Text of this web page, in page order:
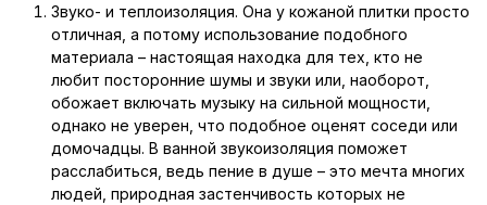
Звуко- и теплоизоляция. Она у кожаной плитки просто
отличная, а потому использование подобного
материала – настоящая находка для тех, кто не
любит посторонние шумы и звуки или, наоборот,
обожает включать музыку на сильной мощности,
однако не уверен, что подобное оценят соседи или
домочадцы. В ванной звукоизоляция поможет
расслабиться, ведь пение в душе – это мечта многих
людей, природная застенчивость которых не